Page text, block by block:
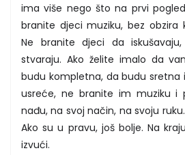
ima više nego što na prvi
branite djeci muziku, bez obzira
Ne branite djeci da
stvaraju. Ako želite imalo da
budu kompletna, da budu sretna
usreće, ne branite im muziku i
nađu, na svoj način, na svoju
Ako su u pravu, još bolje. Na
izvući.